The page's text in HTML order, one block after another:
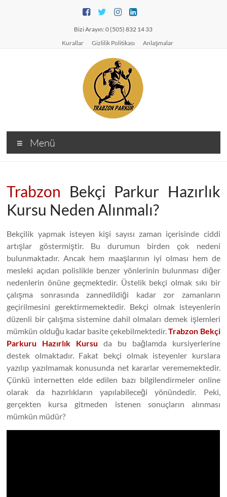
Bizi Arayın: 0 (505) 832 14 33
Kurallar
Gizlilik Politikası Anlaşmalar
TRABZON
PARKUR
Pomem
Parkur
Pmyo
Besyo
Parkur
Menü
Trabzon Bekçi Parkur Hazırlık
Kursu Neden Alınmalı?
Bekçilik yapmak isteyen kişi sayısı zaman içerisinde ciddi
artışlar göstermiştir. Bu durumun birden çok nedeni
bulunmaktadır. Ancak hem maaşlarının iyi olması hem de
mesleki açıdan polislikle benzer yönlerinin bulunması diğer
nedenlerin önüne geçmektedir. Üstelik bekçi olmak sıkı bir
çalışma sonrasında zannedildiği kadar zor zamanların
geçirilmesini gerektirmemektedir. Bekçi olmak isteyenlerin
düzenli bir çalışma sistemine dahil olmaları demek işlemleri
mümkün olduğu kadar basite çekebilmektedir.Trabzon Bekçi
Parkuru Hazırlık Kursu da bu bağlamda kursiyerlerine
destek olmaktadır. Fakat bekçi olmak isteyenler kurslara
yazılıp yazılmamak konusunda net kararlar verememektedir.
Çünkü internetten elde edilen bazı bilgilendirmeler online
olarak da hazırlıkların yapılabileceği yönündedir. Peki,
gerçekten kursa gitmeden istenen sonuçların alınması
mümkün müdür?